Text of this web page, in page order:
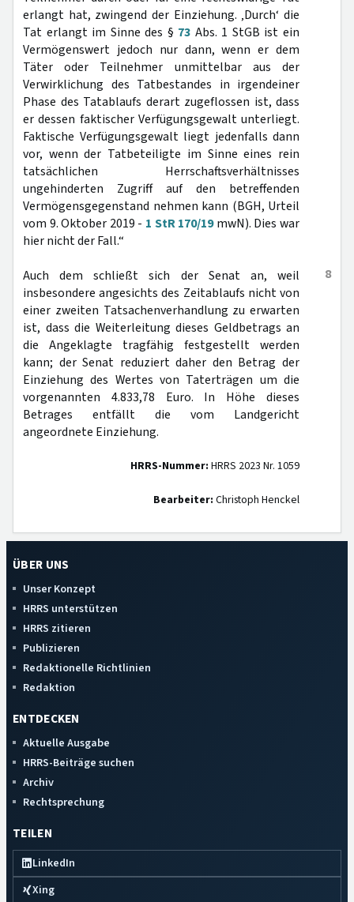
erlangt hat, zwingend der Einziehung. ‚Durch‘ die
Tat erlangt im Sinne des § 73 Abs. 1 StGB ist ein
Vermögenswert jedoch nur dann, wenn er dem
Täter oder Teilnehmer unmittelbar aus der
Verwirklichung des Tatbestandes in irgendeiner
Phase des Tatablaufs derart zugeflossen ist, dass
er dessen faktischer Verfügungsgewalt unterliegt.
Faktische Verfügungsgewalt liegt jedenfalls dann
vor, wenn der Tatbeteiligte im Sinne eines rein
tatsächlichen Herrschaftsverhältnisses
ungehinderten Zugriff auf den betreffenden
Vermögensgegenstand nehmen kann (BGH, Urteil
vom 9. Oktober 2019 - 1 StR 170/19mwN). Dies war
hier nicht der Fall.“
8
Auch dem schließt sich der Senat an, weil
insbesondere angesichts des Zeitablaufs nicht von
einer zweiten Tatsachenverhandlung zu erwarten
ist, dass die Weiterleitung dieses Geldbetrags an
die Angeklagte tragfähig festgestellt werden
kann; der Senat reduziert daher den Betrag der
Einziehung des Wertes von Taterträgen um die
vorgenannten 4.833,78 Euro. In Höhe dieses
Betrages entfällt die vom Landgericht
angeordnete Einziehung.
HRRS-Nummer: HRRS 2023 Nr. 1059
Bearbeiter: Christoph Henckel
ÜBER UNS
Unser Konzept
HRRS unterstützen
HRRS zitieren
Publizieren
Redaktionelle Richtlinien
Redaktion
ENTDECKEN
Aktuelle Ausgabe
HRRS-Beiträge suchen
Archiv
Rechtsprechung
TEILEN
LinkedIn
Xing